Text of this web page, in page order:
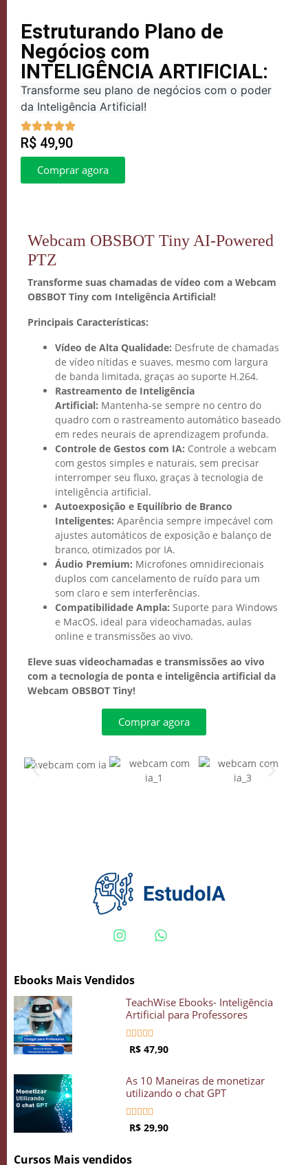
Estruturando Plano de
Negócios com
INTELIGÊNCIA ARTIFICIAL:
Transforme seu plano de negócios com o poder
da Inteligência Artificial!
R$ 49,90
Comprar agora
Webcam OBSBOT Tiny AI-Powered
PTZ
Transforme suas chamadas de vídeo com a Webcam
OBSBOT Tiny com Inteligência Artificial!
Principais Características:
Vídeo de Alta Qualidade: Desfrute de chamadas
de vídeo nítidas e suaves, mesmo com largura
de banda limitada, graças ao suporte H.264.
Rastreamento de Inteligência
Artificial: Mantenha-se sempre no centro do
quadro com o rastreamento automático baseado
em redes neurais de aprendizagem profunda.
Controle de Gestos com IA: Controle a webcam
com gestos simples e naturais, sem precisar
interromper seu fluxo, graças à tecnologia de
inteligência artificial.
Autoexposição e Equilíbrio de Branco
Inteligentes: Aparência sempre impecável com
ajustes automáticos de exposição e balanço de
branco, otimizados por IA.
Áudio Premium: Microfones omnidirecionais
duplos com cancelamento de ruído para um
som claro e sem interferências.
Compatibilidade Ampla: Suporte para Windows
e MacOS, ideal para videochamadas, aulas
online e transmissões ao vivo.
Eleve suas videochamadas e transmissões ao vivo
com a tecnologia de ponta e inteligência artificial da
Webcam OBSBOT Tiny!
Comprar agora
Ebooks Mais Vendidos
TeachWise Ebooks- Inteligência
Artificial para Professores

R$ 47,90
As 10 Maneiras de monetizar
utilizando o chat GPT

R$ 29,90
Cursos Mais vendidos